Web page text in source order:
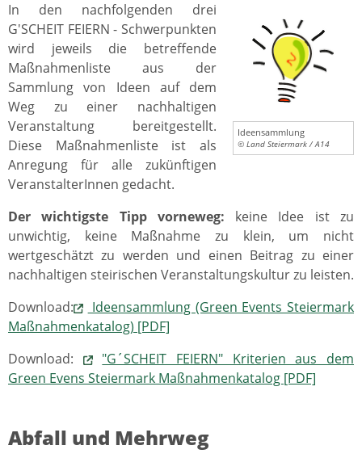
Ideensammlung
© Land Steiermark / A14
In den nachfolgenden drei
G'SCHEIT FEIERN - Schwerpunkten
wird jeweils die betreffende
Maßnahmenliste aus der
Sammlung von Ideen auf dem
Weg zu einer nachhaltigen
Veranstaltung bereitgestellt.
Diese Maßnahmenliste ist als
Anregung für alle zukünftigen
VeranstalterInnen gedacht.
Der wichtigste Tipp vorneweg: keine Idee ist zu
unwichtig, keine Maßnahme zu klein, um nicht
wertgeschätzt zu werden und einen Beitrag zu einer
nachhaltigen steirischen Veranstaltungskultur zu leisten.
Download:
Ideensammlung (Green Events Steiermark
Maßnahmenkatalog) [PDF]
Download:
"G´SCHEIT FEIERN" Kriterien aus dem
Green Evens Steiermark Maßnahmenkatalog [PDF]
Abfall und Mehrweg